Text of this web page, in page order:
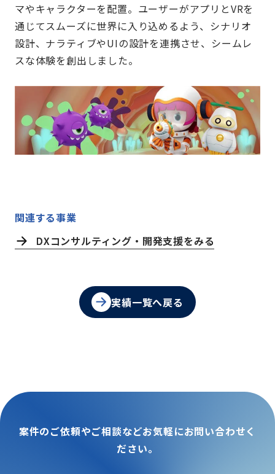
マやキャラクターを配置。ユーザーがアプリとVRを
通じてスムーズに世界に入り込めるよう、シナリオ
設計、ナラティブやUIの設計を連携させ、シームレ
スな体験を創出しました。
関連する事業
DXコンサルティング・開発支援をみる
実績一覧へ戻る
案件のご依頼やご相談などお気軽にお問い合わせく
ださい。